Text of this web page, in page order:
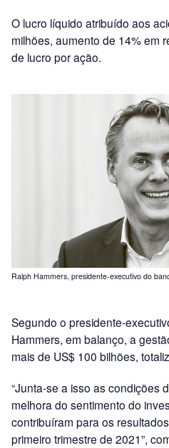
O lucro líquido atribuído aos
milhões, aumento de 14% em
de lucro por ação.
Ralph Hammers, presidente-executivo do
Segundo o presidente-
Hammers, em balanço, a
mais de US$ 100 bilhões,
“Junta-se a isso as condições
melhora do sentimento do
contribuíram para os
primeiro trimestre de 2021”,